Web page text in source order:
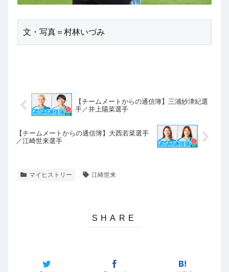
文・写真＝村林いづみ
【チームメートからの通信簿】三浦紗津紀選
手／井上陽菜選手
【チームメートからの通信簿】大西若菜選手
／江崎世来選手
マイヒストリー 江崎世来